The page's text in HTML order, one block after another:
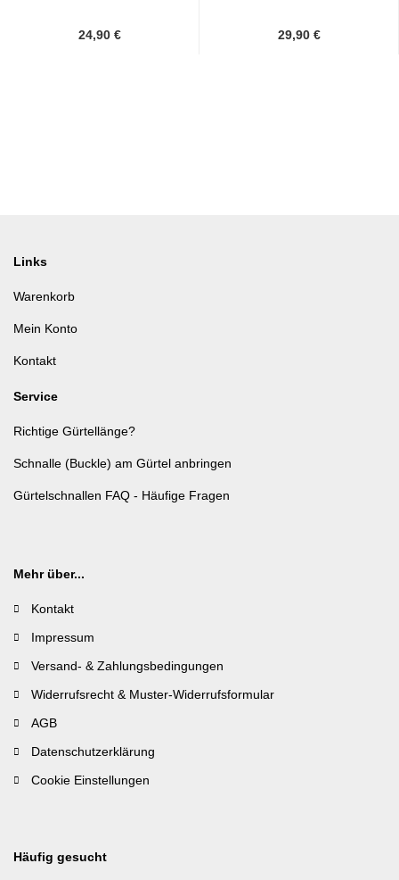
24,90 € 29,90 €
Links
Warenkorb
Mein Konto
Kontakt
Service
Richtige Gürtellänge?
Schnalle (Buckle) am Gürtel anbringen
Gürtelschnallen FAQ - Häufige Fragen
Mehr über...
Kontakt
Impressum
Versand- & Zahlungsbedingungen
Widerrufsrecht & Muster-Widerrufsformular
AGB
Datenschutzerklärung
Cookie Einstellungen
Häufig gesucht